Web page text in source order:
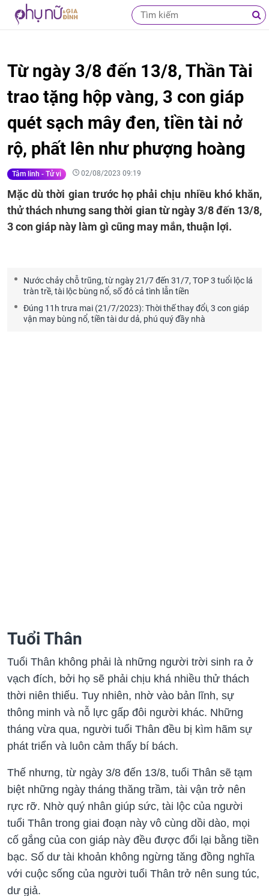
Từ ngày 3/8 đến 13/8, Thần Tài
trao tặng hộp vàng, 3 con giáp
quét sạch mây đen, tiền tài nở
rộ, phất lên như phượng hoàng
Tâm linh - Tử vi 02/08/2023 09:19
Mặc dù thời gian trước họ phải chịu nhiều khó khăn,
thử thách nhưng sang thời gian từ ngày 3/8 đến 13/8,
3 con giáp này làm gì cũng may mắn, thuận lợi.
Nước chảy chỗ trũng, từ ngày 21/7 đến 31/7, TOP 3 tuổi lộc lá
tràn trề, tài lộc bùng nổ, số đỏ cả tình lẫn tiền
Đúng 11h trưa mai (21/7/2023): Thời thế thay đổi, 3 con giáp
vận may bùng nổ, tiền tài dư dả, phú quý đầy nhà
Tuổi Thân
Tuổi Thân không phải là những người trời sinh ra ở
vạch đích, bởi họ sẽ phải chịu khá nhiều thử thách
thời niên thiếu. Tuy nhiên, nhờ vào bản lĩnh, sự
thông minh và nỗ lực gấp đôi người khác. Những
tháng vừa qua, người tuổi Thân đều bị kìm hãm sự
phát triển và luôn cảm thấy bí bách.
Thế nhưng, từ ngày 3/8 đến 13/8, tuổi Thân sẽ tạm
biệt những ngày tháng thăng trầm, tài vận trở nên
rực rỡ. Nhờ quý nhân giúp sức, tài lộc của người
tuổi Thân trong giai đoạn này vô cùng dồi dào, mọi
cố gắng của con giáp này đều được đổi lại bằng tiền
bạc. Số dư tài khoản không ngừng tăng đồng nghĩa
với cuộc sống của người tuổi Thân trở nên sung túc,
dư giả.